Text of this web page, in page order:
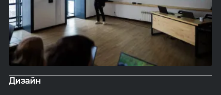
Дизайн